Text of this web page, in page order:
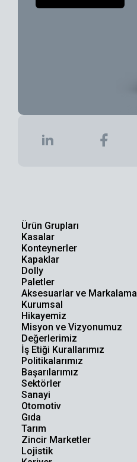
Ürün Grupları
Kasalar
Konteynerler
Kapaklar
Dolly
Paletler
Aksesuarlar ve Markalama
Kurumsal
Hikayemiz
Misyon ve Vizyonumuz
Değerlerimiz
İş Etiği Kurallarımız
Politikalarımız
Başarılarımız
Sektörler
Sanayi
Otomotiv
Gıda
Tarım
Zincir Marketler
Lojistik